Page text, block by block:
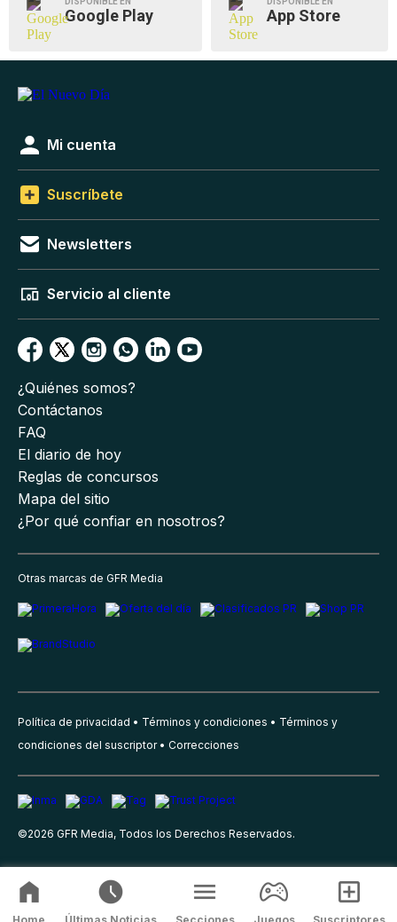
Google Play App Store
Mi cuenta
Suscríbete
Newsletters
Servicio al cliente
¿Quiénes somos?
Contáctanos
FAQ
El diario de hoy
Reglas de concursos
Mapa del sitio
¿Por qué confiar en nosotros?
Otras marcas de GFR Media
Política de privacidad Términos y condiciones
Términos y
condiciones del suscriptor
Correcciones
©2026 GFR Media, Todos los Derechos Reservados.